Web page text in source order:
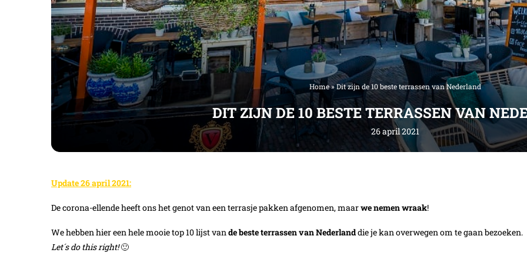
Home»Dit zijn de 10 beste terrassen van Nederland
DIT ZIJN DE 10 BESTE TERRASSEN VAN
26 april 2021
Update 26 april 2021:
De corona-ellende heeft ons het genot van een terrasje pakken afgenomen, maarwe nemen wraak!
We hebben hier een hele mooie top 10 lijst vande beste terrassen van Nederlanddie je kan overwegen om te gaan bezoeken.
Let´s do this right!🙂